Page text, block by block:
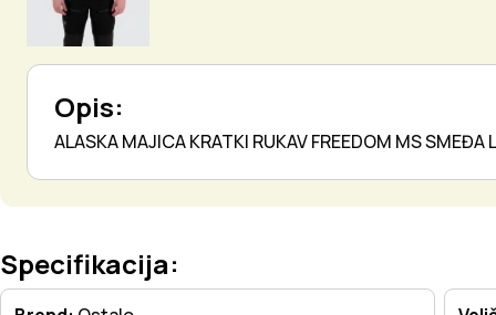
Opis:
ALASKA MAJICA KRATKI RUKAV FREEDOM MS SMEĐA L
Specifikacija: